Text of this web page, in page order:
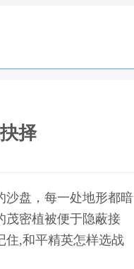
择
沙盘，每一处地形都暗
茂密植被便于隐蔽接
住,和平精英怎样选战